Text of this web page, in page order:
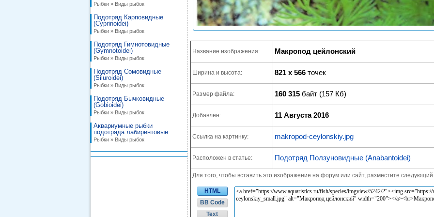
Рыбки » Виды рыбок
Подотряд Карповидные
(Cyprinoidei)
Рыбки » Виды рыбок
Подотряд Гимнотовидные
(Gymnotoidei)
Рыбки » Виды рыбок
Подотряд Сомовидные
(Siluroidei)
Рыбки » Виды рыбок
Подотряд Бычковидные
(Gobioidei)
Рыбки » Виды рыбок
Аквариумные рыбки
подотряда лабиринтовые
Рыбки » Виды рыбок
Название изображения: Макропод цейлонский
Ширина и высота: 821 x 566 точек
Размер файла: 160 315 байт (157 Кб)
Добавлен: 11 Августа 2016
Ссылка на картинку: makropod-ceylonskiy.jpg
Расположен в статье: Подотряд Ползуновидные (Anabantoidei)
Для того, чтобы вставить это изображение на форум или сайт, разместите следующий
HTML
BB Code
Text